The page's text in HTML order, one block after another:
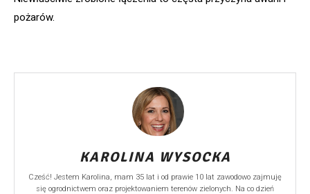
pożarów.
KAROLINA WYSOCKA
Cześć! Jestem Karolina, mam 35 lat i od prawie 10 lat zawodowo zajmuję
się ogrodnictwem oraz projektowaniem terenów zielonych. Na co dzień